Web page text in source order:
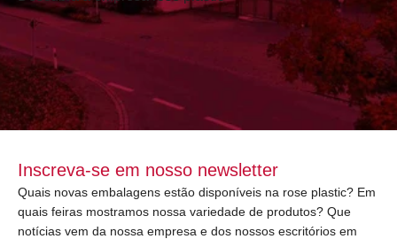
Inscreva-se em nosso newsletter
Quais novas embalagens estão disponíveis na rose plastic? Em
quais feiras mostramos nossa variedade de produtos? Que
notícias vem da nossa empresa e dos nossos escritórios em